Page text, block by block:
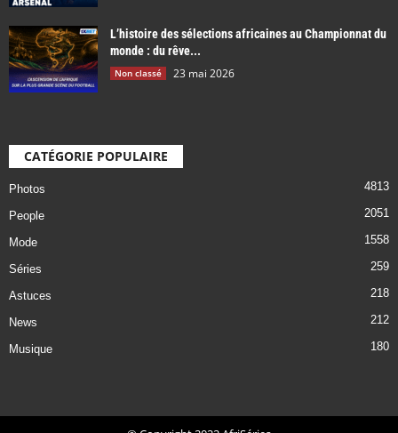
L’histoire des sélections africaines au Championnat du
monde : du rêve...
Non classé 23 mai 2026
CATÉGORIE POPULAIRE
Photos 4813
People 2051
Mode 1558
Séries 259
Astuces 218
News 212
Musique 180